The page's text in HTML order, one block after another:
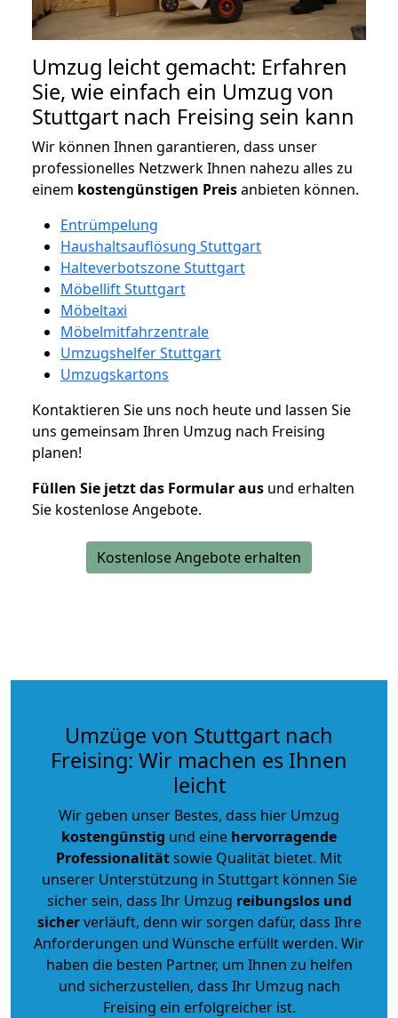
Umzug leicht gemacht: Erfahren
Sie, wie einfach ein Umzug von
Stuttgart nach Freising sein kann
Wir können Ihnen garantieren, dass unser
professionelles Netzwerk Ihnen nahezu alles zu
einem kostengünstigen Preisanbieten können.
Entrümpelung
Haushaltsauflösung Stuttgart
Halteverbotszone Stuttgart
Möbellift Stuttgart
Möbeltaxi
Möbelmitfahrzentrale
Umzugshelfer Stuttgart
Umzugskartons
Kontaktieren Sie uns noch heute und lassen Sie
uns gemeinsam Ihren Umzug nach Freising
planen!
Füllen Sie jetzt das Formular aus und erhalten
Sie kostenlose Angebote.
Kostenlose Angebote erhalten
Umzüge von Stuttgart nach
Freising: Wir machen es Ihnen
leicht
Wir geben unser Bestes, dass hier Umzug
kostengünstig und eine hervorragende
Professionalitätsowie Qualität bietet. Mit
unserer Unterstützung in Stuttgart können Sie
sicher sein, dass Ihr Umzug reibungslos und
sicherverläuft, denn wir sorgen dafür, dass Ihre
Anforderungen und Wünsche erfüllt werden. Wir
haben die besten Partner, um Ihnen zu helfen
und sicherzustellen, dass Ihr Umzug nach
Freising ein erfolgreicher ist.